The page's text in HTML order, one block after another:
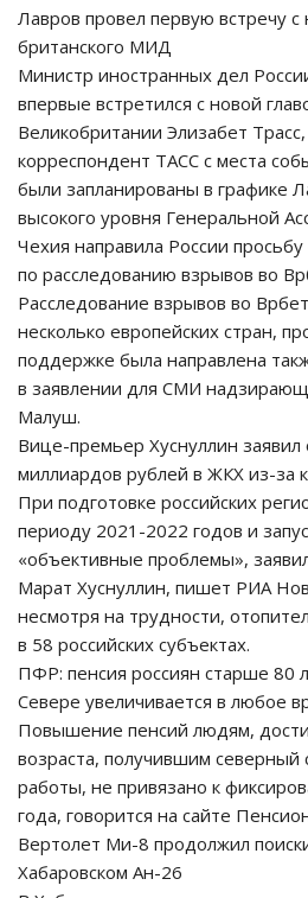
Лавров провел первую встречу с
британского МИД
Министр иностранных дел
впервые встретился с новой
Великобритании Элизабет
корреспондент ТАСС с места
были запланированы в графике
высокого уровня Генеральной
Чехия направила России
по расследованию взрывов во
Расследование взрывов во
несколько европейских стран,
поддержке была направлена
в заявлении для СМИ
Малуш.
Вице-премьер Хуснуллин
миллиардов рублей в ЖКХ из-за
При подготовке российских
периоду 2021-2022 годов и
«объективные проблемы»,
Марат Хуснуллин, пишет РИА
несмотря на трудности,
в 58 российских субъектах.
ПФР: пенсия россиян старше 80
Севере увеличивается в любое
Повышение пенсий людям,
возраста, получившим северный
работы, не привязано к
года, говорится на сайте
Вертолет Ми-8 продолжил
Хабаровском Ан-26